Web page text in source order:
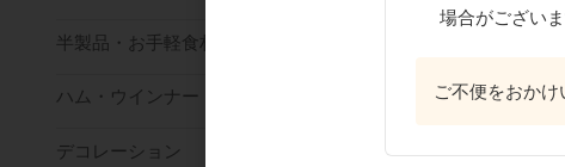
半製品・お手軽食材
ハム・ウインナー
デコレーション
場合がござい
ご不便をおかけ